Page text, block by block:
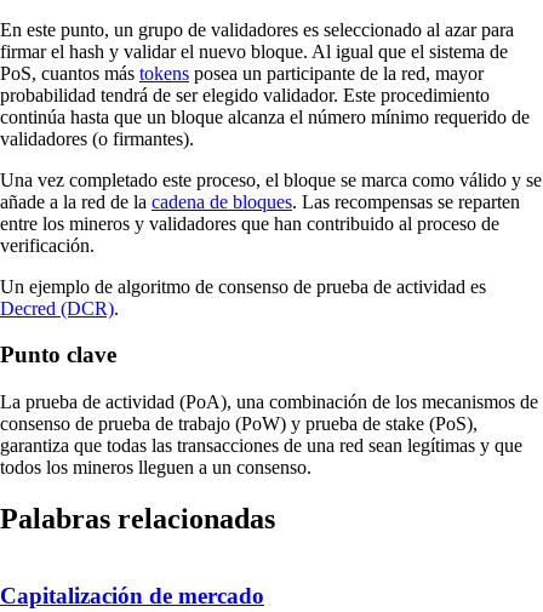
En este punto, un grupo de validadores es seleccionado al azar para
firmar el hash y validar el nuevo bloque. Al igual que el sistema de
PoS, cuantos más tokens posea un participante de la red, mayor
probabilidad tendrá de ser elegido validador. Este procedimiento
continúa hasta que un bloque alcanza el número mínimo requerido de
validadores (o firmantes).
Una vez completado este proceso, el bloque se marca como válido y se
añade a la red de la cadena de bloques. Las recompensas se reparten
entre los mineros y validadores que han contribuido al proceso de
verificación.
Un ejemplo de algoritmo de consenso de prueba de actividad es
Decred (DCR).
Punto clave
La prueba de actividad (PoA), una combinación de los mecanismos de
consenso de prueba de trabajo (PoW) y prueba de stake (PoS),
garantiza que todas las transacciones de una red sean legítimas y que
todos los mineros lleguen a un consenso.
Palabras relacionadas
Capitalización de mercado